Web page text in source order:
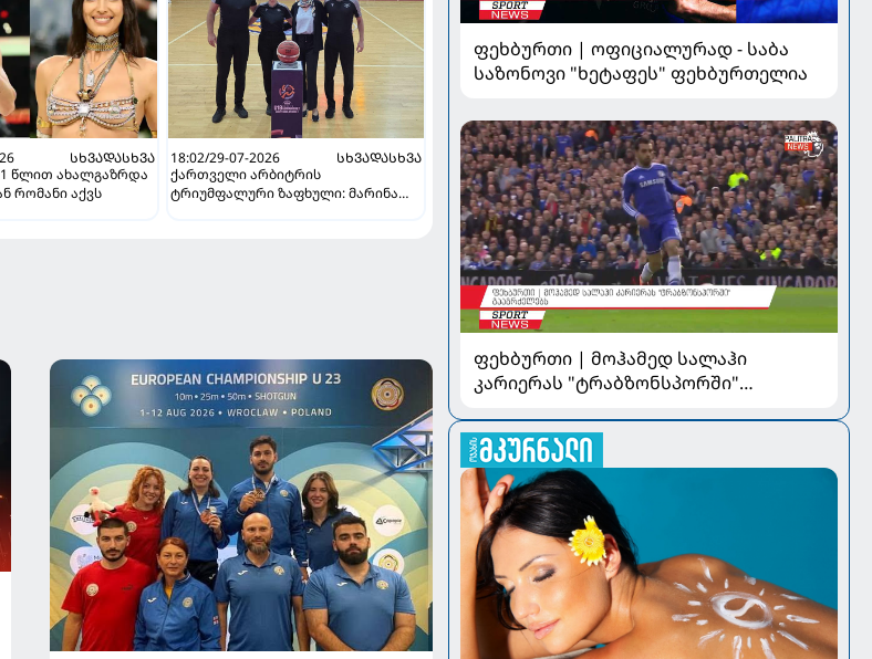
ᲡᲮᲕᲐᲓᲐᲡᲮᲕᲐ
წლით ახალგაზრდა
რომანი აქვს
18:02/29-07-2026
ᲡᲮᲕᲐᲓᲐᲡᲮᲕᲐ
ქართველი არბიტრის
ტრიუმფალური ზაფხული: მარინა
ფეხბურთი | ოფიციალურად - საბა
საზონოვი "ხეტაფეს" ფეხბურთელია
ფეხბურთი | მოჰამედ სალაჰი
კარიერას "ტრაბზონსპორში"